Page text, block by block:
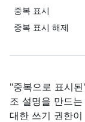
중복 표시
중복 표시 해제
"중복으로 표시
조 설명을 만드
대한 쓰기 권한